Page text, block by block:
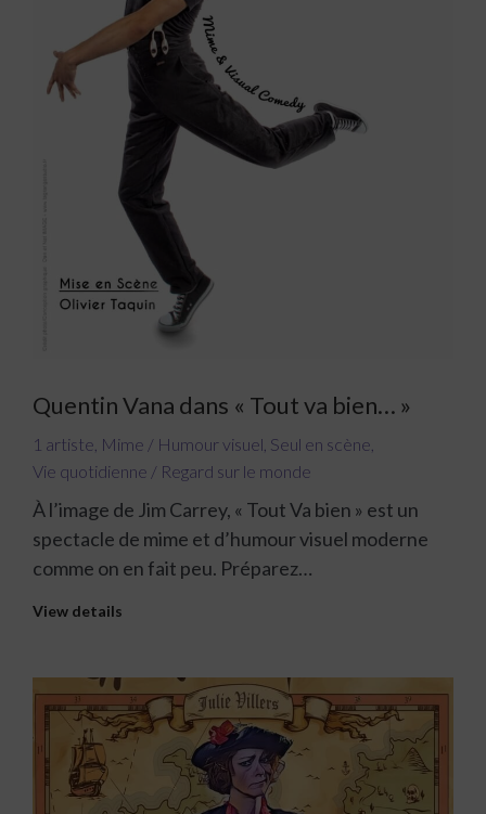
Quentin Vana dans « Tout va bien… »
1 artiste Mime / Humour visuel Seul en scène
Vie quotidienne / Regard sur le monde
À l’image de Jim Carrey, « Tout Va bien » est un
spectacle de mime et d’humour visuel moderne
comme on en fait peu. Préparez…
View details